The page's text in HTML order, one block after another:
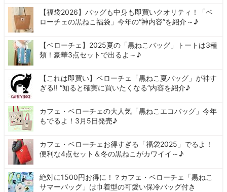
【福袋2026】バッグも中身も即買いクオリティ！「ベ
ローチェの黒ねこ福袋」今年の“神内容”を紹介～♪
【ベローチェ】2025夏の「黒ねこバッグ」トートは3種
類！豪華3点セットで出るよ～♪
【これは即買い】ベローチェ「黒ねこ夏バッグ」が神す
ぎる!! “知ると確実に買いたくなる”内容を紹介♪
カフェ・ベローチェの大人気「黒ねこエコバッグ」今年
もでるよ！3月5日発売♪
カフェ・ベローチェお得すぎる「福袋2025」でるよ！
便利な4点セット＆冬の黒ねこがカワイイ～♪
絶対に1500円お得に！？カフェ・ベローチェ「黒ねこ
サマーバッグ」は巾着型の可愛い保冷バッグ付き